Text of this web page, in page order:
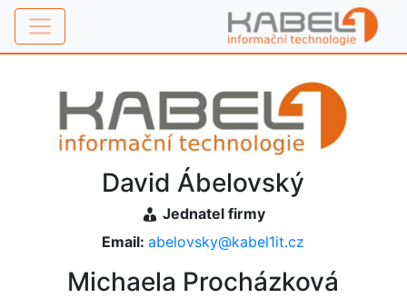
David Ábelovský
Jednatel firmy
Email:abelovsky@kabel1it.cz
Michaela Procházková